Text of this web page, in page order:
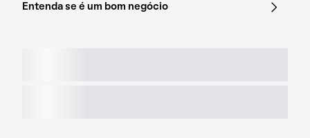
Entenda se é um bom negócio